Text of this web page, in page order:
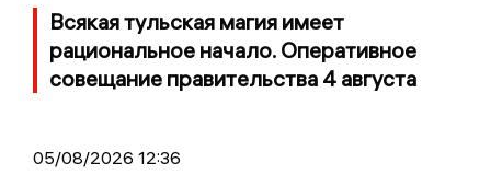
Всякая тульская магия имеет
рациональное начало. Оперативное
совещание правительства 4 августа
05/08/2026 12:36